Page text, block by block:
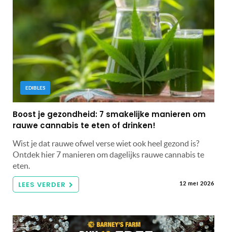
EDIBLES
Boost je gezondheid: 7 smakelijke manieren om
rauwe cannabis te eten of drinken!
Wist je dat rauwe ofwel verse wiet ook heel gezond is?
Ontdek hier 7 manieren om dagelijks rauwe cannabis te
eten.
LEES VERDER 12 mei 2026